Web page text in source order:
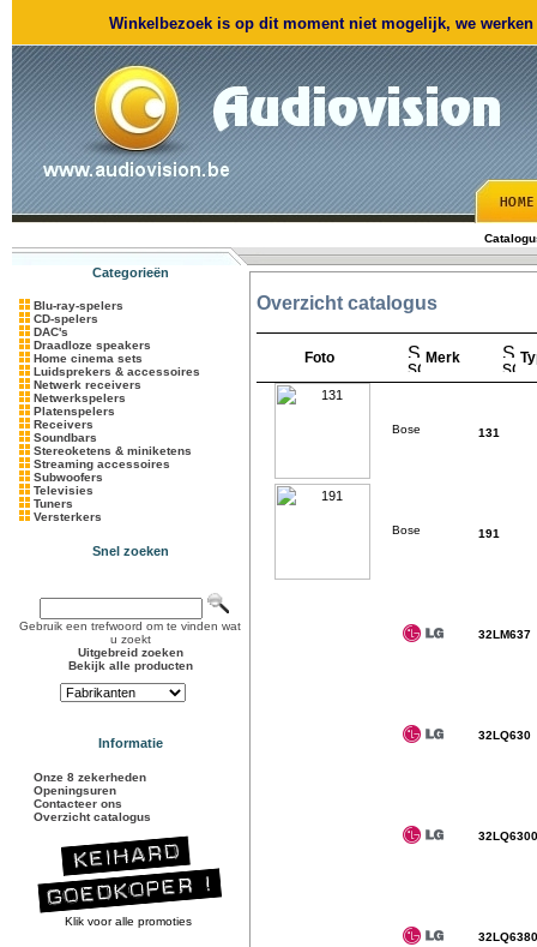
Winkelbezoek is op dit moment niet mogelijk, we
Categorieën
Blu-ray-spelers
CD-spelers
DAC's
Draadloze speakers
Home cinema sets
Luidsprekers & accessoires
Netwerk receivers
Netwerkspelers
Platenspelers
Receivers
Soundbars
Stereoketens & miniketens
Streaming accessoires
Subwoofers
Televisies
Tuners
Versterkers
Snel zoeken
Gebruik een trefwoord om te vinden wat
u zoekt
Uitgebreid zoeken
Bekijk alle producten
Informatie
Onze 8 zekerheden
Openingsuren
Contacteer ons
Overzicht catalogus
Klik voor alle promoties
Overzicht catalogus
Foto Merk
131
191
32LM637
32LQ630